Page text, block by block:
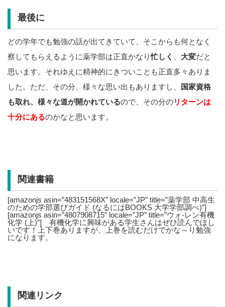
最後に
どの学年でも勉強の話が出てきていて、そこからも何となく
察してもらえるように薬学部は正直かなり忙しく 大変だと
思います。それゆえに精神的にきついことも正直多々ありま
した。ただ、その分、様々な思い出もありますし、
国家資格
も取れ、様々な道が開かれているので、その分のリターンは
十分にあるのかなと思います。
関連書籍
[amazonjs asin=”483151568X” locale=”JP” title=”薬学部 中高生
のための学部選びガイド (なるにはBOOKS 大学学部調べ)”]
[amazonjs asin=”4807908715″ locale=”JP” title=”ウォ-レン有機
化学 (上)”] 有機化学に興味がある学生さんはぜひ読んでほし
いです！上下巻ありますが、上巻を読むだけでかな～り勉強
になります。
関連リンク